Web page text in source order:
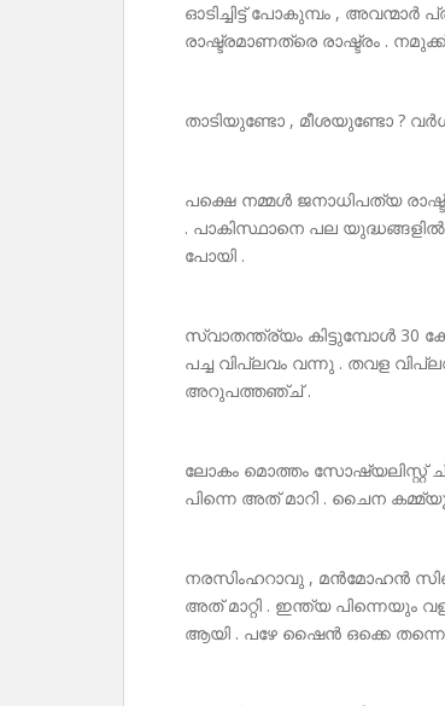
ഓടിച്ചിട്ട് പോകുമ്പം ,
രാഷ്ട്രമാണത്രെ രാഷ്ട്രം .
താടിയുണ്ടോ , മീശയുണ്ടോ ?
പക്ഷെ നമ്മൾ ജനാധിപത്യ
. പാകിസ്ഥാനെ പല
പോയി .
സ്വാതന്ത്ര്യം കിട്ടുമ്പോൾ 30
പച്ച വിപ്ലവം വന്നു . തവള
അറുപത്തഞ്ച് .
ലോകം മൊത്തം സോഷ്യലിസ്റ്റ്
പിന്നെ അത് മാറി . ചൈന
നരസിംഹറാവു , മൻമോഹൻ
അത് മാറ്റി . ഇന്ത്യ
ആയി . പഴേ ഷൈൻ ഒക്കെ